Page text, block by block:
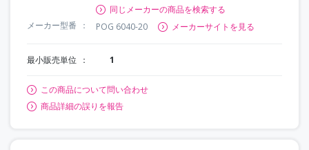
同じメーカーの商品を検索する
メーカー型番
POG 6040-20 メーカーサイトを見る
最小販売単位 1
この商品について問い合わせ
商品詳細の誤りを報告